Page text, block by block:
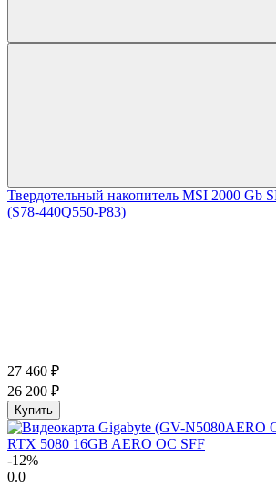
Твердотельный накопитель MSI 2000 Gb
(S78-440Q550-P83)
27 460 ₽
26 200 ₽
Купить
-12%
0.0